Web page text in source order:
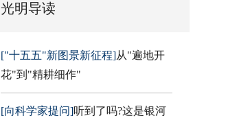
光明导读
["十五五"新图景新征程]从"遍地开
花"到"精耕细作"
[向科学家提问]听到了吗?这是银河